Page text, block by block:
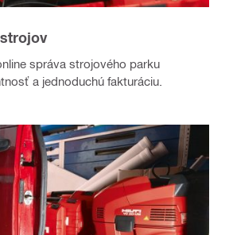
správa strojového parku
a jednoduchú fakturáciu.